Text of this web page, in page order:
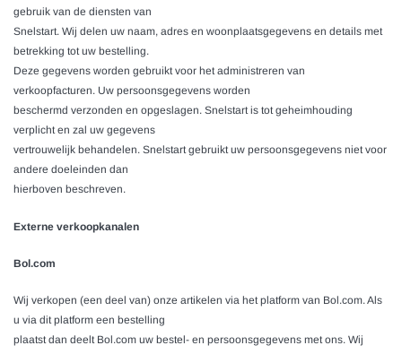
gebruik van de diensten van
Snelstart. Wij delen uw naam, adres en woonplaatsgegevens en details met
betrekking tot uw bestelling.
Deze gegevens worden gebruikt voor het administreren van
verkoopfacturen. Uw persoonsgegevens worden
beschermd verzonden en opgeslagen. Snelstart is tot geheimhouding
verplicht en zal uw gegevens
vertrouwelijk behandelen. Snelstart gebruikt uw persoonsgegevens niet voor
andere doeleinden dan
hierboven beschreven.
Externe verkoopkanalen
Bol.com
Wij verkopen (een deel van) onze artikelen via het platform van Bol.com. Als
u via dit platform een bestelling
plaatst dan deelt Bol.com uw bestel- en persoonsgegevens met ons. Wij